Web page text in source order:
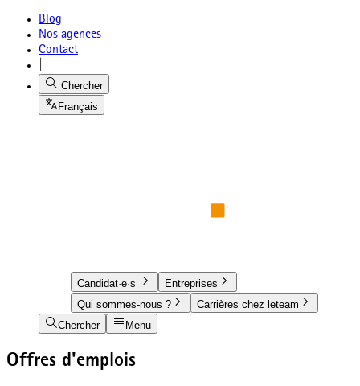
Blog
Nos agences
Contact
Chercher
Français
Candidat·e·s
Entreprises
Qui sommes-nous ?
Carrières chez leteam
Chercher
Menu
Offres d'emplois